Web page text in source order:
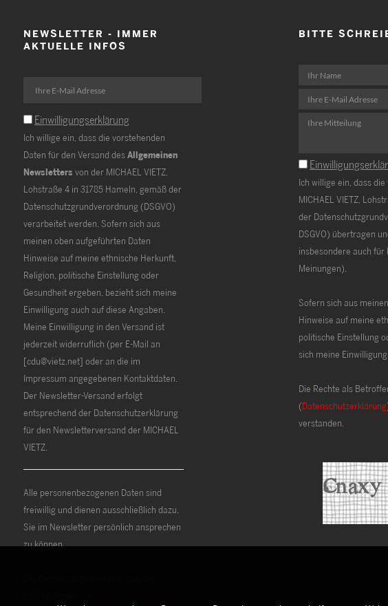
NEWSLETTER - IMMER
AKTUELLE INFOS
Einwilligungserklärung
Ich willige ein, dass die vorstehenden
Daten für den Versand desAllgemeinen
Newsletters von der MICHAEL VIETZ,
Lohstraße 4 in 31785 Hameln, gemäß der
Datenschutzgrundverordnung (DSGVO)
verarbeitet werden. Sofern sich aus
meinen oben aufgeführten Daten
Hinweise auf meine ethnische Herkunft,
Religion, politische Einstellung oder
Gesundheit ergeben, bezieht sich meine
Einwilligung auch auf diese Angaben.
Meine Einwilligung in den Versand ist
jederzeit widerruflich (per E-Mail an
[cdu@vietz.net] oder an die im
Impressum angegebenen Kontaktdaten.
Der Newsletter-Versand erfolgt
entsprechend der Datenschutzerklärung
für den Newsletterversand der MICHAEL
VIETZ.
Alle personenbezogenen Daten sind
freiwillig und dienen ausschließlich dazu,
Sie im Newsletter persönlich ansprechen
zu können.
BITTE
Ich willige ein, dass
MICHAEL VIETZ,
der
DSGVO) übertragen
insbesondere auch für
Meinungen).
Sofern sich aus
Hinweise auf meine
politische Einstellung
sich meine
Die Rechte als
(Datenschutzerklärung
verstanden.